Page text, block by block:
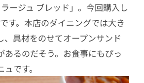
ージュ ブレッド」。今回購入し
す。本店のダイニングでは大き
、具材をのせてオープンサンド
あるのだそう。お食事にもぴっ
です。